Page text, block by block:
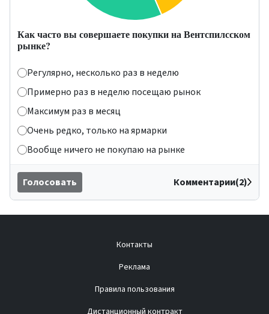
Как часто вы совершаете покупки на Вентспилсском
рынке?
Регулярно, несколько раз в неделю
Примерно раз в неделю посещаю рынок
Максимум раз в месяц
Очень редко, только на ярмарки
Вообще ничего не покупаю на рынке
Голосовать Комментарии(2)
Контакты
Реклама
Правила пользования
Дистанционный контракт